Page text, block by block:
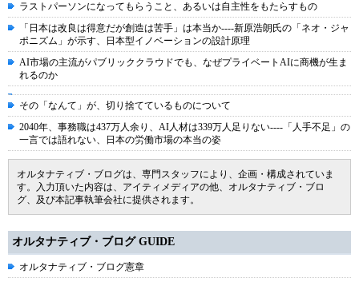
ラストパーソンになってもらうこと、あるいは自主性をもたらすもの
「日本は改良は得意だが創造は苦手」は本当か----新原浩朗氏の「ネオ・ジャ
ポニズム」が示す、日本型イノベーションの設計原理
AI市場の主流がパブリッククラウドでも、なぜプライベートAIに商機が生ま
れるのか
その「なんて」が、切り捨てているものについて
2040年、事務職は437万人余り、AI人材は339万人足りない----「人手不足」の
一言では語れない、日本の労働市場の本当の姿
オルタナティブ・ブログは、専門スタッフにより、企画・構成されていま
す。入力頂いた内容は、アイティメディアの他、オルタナティブ・ブロ
グ、及び本記事執筆会社に提供されます。
オルタナティブ・ブログ GUIDE
オルタナティブ・ブログ憲章